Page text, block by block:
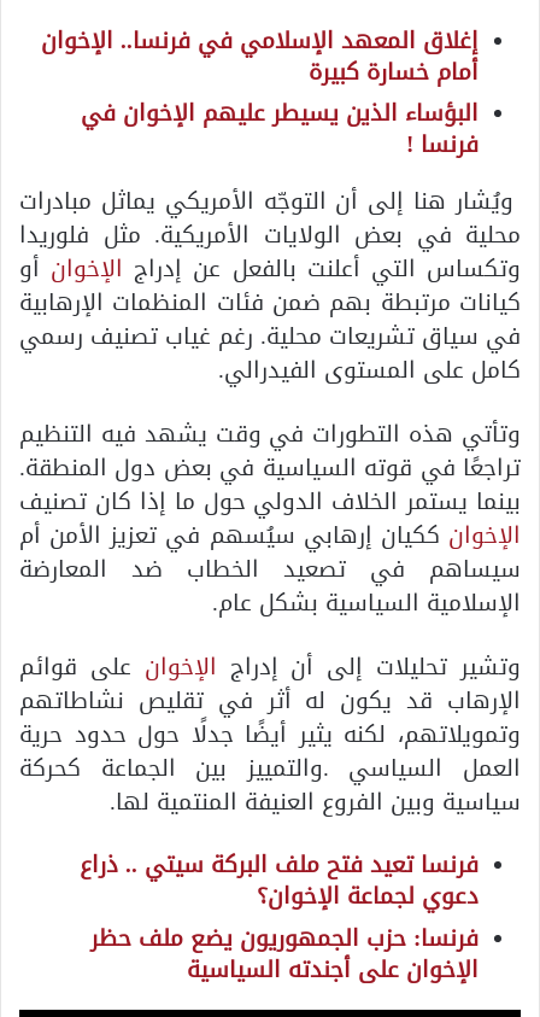
إغلاق المعهد الإسلامي في فرنسا.. الإخوان
أمام خسارة كبيرة
البؤساء الذين يسيطر عليهم الإخوان في
فرنسا !
ويُشار هنا إلى أن التوجّه الأمريكي يماثل مبادرات
محلية في بعض الولايات الأمريكية. مثل فلوريدا
وتكساس التي أعلنت بالفعل عن إدراج الإخوان أو
كيانات مرتبطة بهم ضمن فئات المنظمات الإرهابية
في سياق تشريعات محلية. رغم غياب تصنيف رسمي
كامل على المستوى الفيدرالي.
وتأتي هذه التطورات في وقت يشهد فيه التنظيم
تراجعًا في قوته السياسية في بعض دول المنطقة.
بينما يستمر الخلاف الدولي حول ما إذا كان تصنيف
الإخوان ككيان إرهابي سيُسهم في تعزيز الأمن أم
سيساهم في تصعيد الخطاب ضد المعارضة
الإسلامية السياسية بشكل عام.
وتشير تحليلات إلى أن إدراج الإخوان على قوائم
الإرهاب قد يكون له أثر في تقليص نشاطاتهم
وتمويلاتهم، لكنه يثير أيضًا جدلًا حول حدود حرية
العمل السياسي .والتمييز بين الجماعة كحركة
سياسية وبين الفروع العنيفة المنتمية لها.
فرنسا تعيد فتح ملف البركة سيتي .. ذراع
دعوي لجماعة الإخوان؟
فرنسا: حزب الجمهوريون يضع ملف حظر
الإخوان على أجندته السياسية